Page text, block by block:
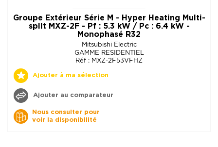
Groupe Extérieur Série M - Hyper Heating Multi-
split MXZ-2F - Pf : 5.3 kW / Pc : 6.4 kW -
Monophasé R32
Mitsubishi Electric
GAMME RESIDENTIEL
Réf : MXZ-2F53VFHZ
Ajouter à ma sélection
Ajouter au comparateur
Nous consulter pour
voir la disponibilité